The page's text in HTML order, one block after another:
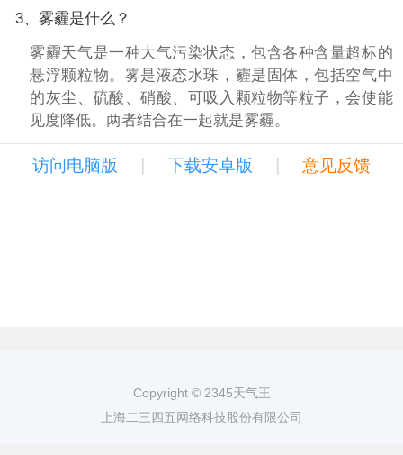
3、雾霾是什么？
雾霾天气是一种大气污染状态，包含各种含量超标的
悬浮颗粒物。雾是液态水珠，霾是固体，包括空气中
的灰尘、硫酸、硝酸、可吸入颗粒物等粒子，会使能
见度降低。两者结合在一起就是雾霾。
访问电脑版 | 下载安卓版 | 意见反馈
Copyright © 2345天气王
上海二三四五网络科技股份有限公司